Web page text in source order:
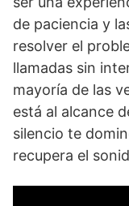
de paciencia y
resolver el
llamadas sin
mayoría de las
está al alcance
silencio te
recupera el